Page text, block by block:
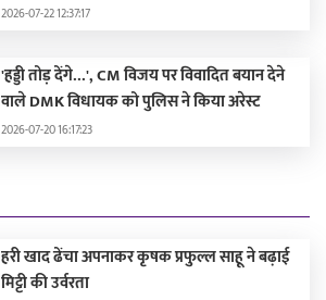
2026-07-22 12:37:17
'हड्डी तोड़ देंगे...', CM विजय पर विवादित बयान देने
वाले DMK विधायक को पुलिस ने किया अरेस्ट
2026-07-20 16:17:23
हरी खाद ढेंचा अपनाकर कृषक प्रफुल्ल साहू ने बढ़ाई
मिट्टी की उर्वरता